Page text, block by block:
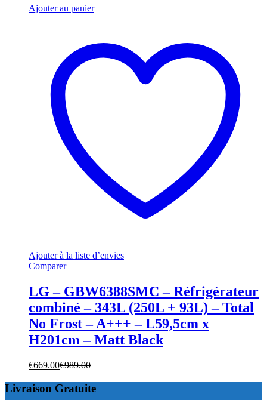
Ajouter au panier
Ajouter à la liste d’envies
Comparer
LG – GBW6388SMC – Réfrigérateur
combiné – 343L (250L + 93L) – Total
No Frost – A+++ – L59,5cm x
H201cm – Matt Black
€669.00€989.00
Livraison Gratuite